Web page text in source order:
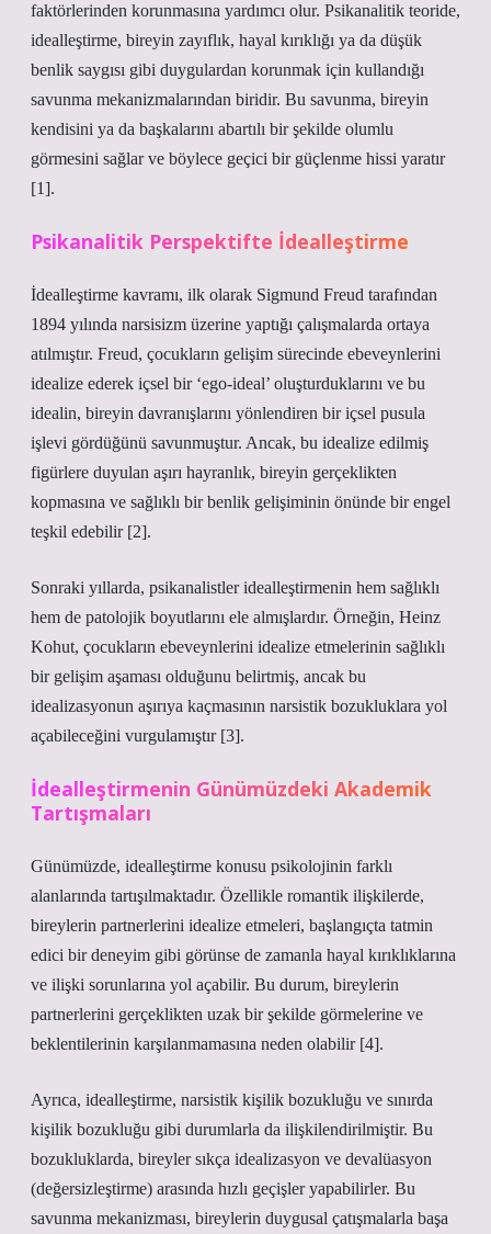
faktörlerinden korunmasına yardımcı olur. Psikanalitik teoride,
idealleştirme, bireyin zayıflık, hayal kırıklığı ya da düşük
benlik saygısı gibi duygulardan korunmak için kullandığı
savunma mekanizmalarından biridir. Bu savunma, bireyin
kendisini ya da başkalarını abartılı bir şekilde olumlu
görmesini sağlar ve böylece geçici bir güçlenme hissi yaratır
[1].
Psikanalitik Perspektifte İdealleştirme
İdealleştirme kavramı, ilk olarak Sigmund Freud tarafından
1894 yılında narsisizm üzerine yaptığı çalışmalarda ortaya
atılmıştır. Freud, çocukların gelişim sürecinde ebeveynlerini
idealize ederek içsel bir ‘ego-ideal’ oluşturduklarını ve bu
idealin, bireyin davranışlarını yönlendiren bir içsel pusula
işlevi gördüğünü savunmuştur. Ancak, bu idealize edilmiş
figürlere duyulan aşırı hayranlık, bireyin gerçeklikten
kopmasına ve sağlıklı bir benlik gelişiminin önünde bir engel
teşkil edebilir [2].
Sonraki yıllarda, psikanalistler idealleştirmenin hem sağlıklı
hem de patolojik boyutlarını ele almışlardır. Örneğin, Heinz
Kohut, çocukların ebeveynlerini idealize etmelerinin sağlıklı
bir gelişim aşaması olduğunu belirtmiş, ancak bu
idealizasyonun aşırıya kaçmasının narsistik bozukluklara yol
açabileceğini vurgulamıştır [3].
İdealleştirmenin Günümüzdeki Akademik
Tartışmaları
Günümüzde, idealleştirme konusu psikolojinin farklı
alanlarında tartışılmaktadır. Özellikle romantik ilişkilerde,
bireylerin partnerlerini idealize etmeleri, başlangıçta tatmin
edici bir deneyim gibi görünse de zamanla hayal kırıklıklarına
ve ilişki sorunlarına yol açabilir. Bu durum, bireylerin
partnerlerini gerçeklikten uzak bir şekilde görmelerine ve
beklentilerinin karşılanmamasına neden olabilir [4].
Ayrıca, idealleştirme, narsistik kişilik bozukluğu ve sınırda
kişilik bozukluğu gibi durumlarla da ilişkilendirilmiştir. Bu
bozukluklarda, bireyler sıkça idealizasyon ve devalüasyon
(değersizleştirme) arasında hızlı geçişler yapabilirler. Bu
savunma mekanizması, bireylerin duygusal çatışmalarla başa